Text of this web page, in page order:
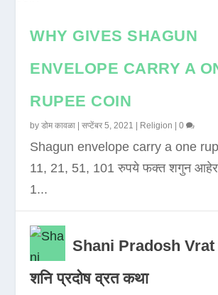
WHY GIVES SHAGUN
ENVELOPE CARRY A
RUPEE COIN
byडोम कावळा |सप्टेंबर 5, 2021 Religion |0
Shagun envelope carry a one
11, 21, 51, 101 रुपये फक्त शगुन आहेर
1...
Shani Pradosh Vrat
शनि प्रदोष व्रत कथा